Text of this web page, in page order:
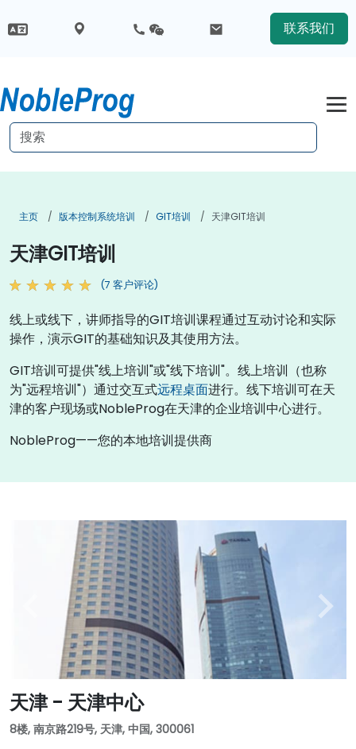
联系我们
主页 版本控制系统培训 GIT培训 天津GIT培训
天津GIT培训
(7 客户评论)
线上或线下，讲师指导的GIT培训课程通过互动讨论和实际
操作，演示GIT的基础知识及其使用方法。
GIT培训可提供"线上培训"或"线下培训"。线上培训（也称
为"远程培训"）通过交互式远程桌面进行。线下培训可在天
津的客户现场或NobleProg在天津的企业培训中心进行。
NobleProg——您的本地培训提供商
天津 - 天津中心
8楼, 南京路219号, 天津, 中国, 300061